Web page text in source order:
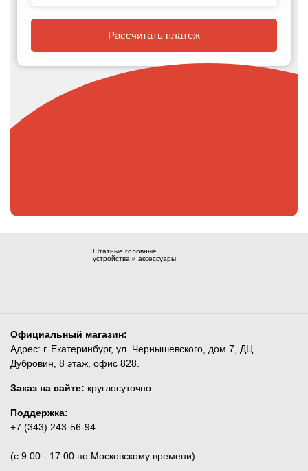
Рассчитать платеж
Штатные головные
устройства и аксессуары
Официальный магазин:
Адрес: г. Екатеринбург, ул. Чернышевского, дом 7, ДЦ
Дубровин, 8 этаж, офис 828.
Заказ на сайте: круглосуточно
Поддержка:
+7 (343) 243-56-94
(c 9:00 - 17:00 по Московскому времени)